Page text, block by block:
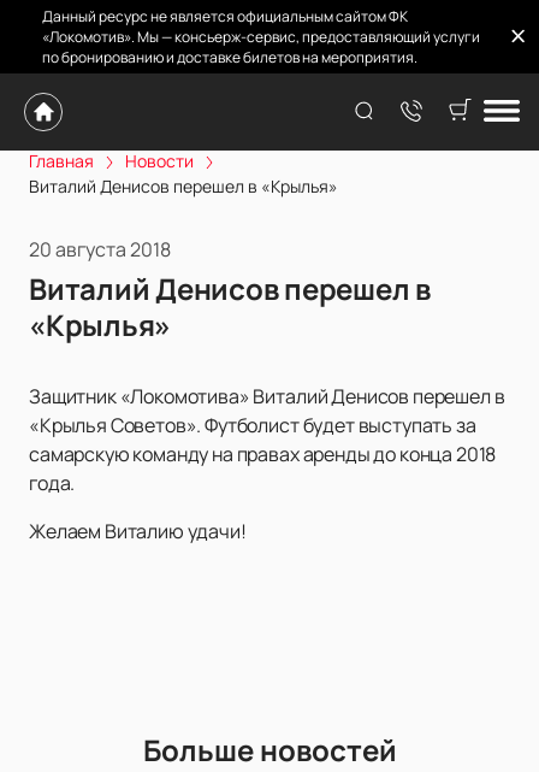
Данный ресурс не является официальным сайтом ФК
«Локомотив». Мы — консьерж-сервис, предоставляющий услуги
по бронированию и доставке билетов на мероприятия.
Главная
Новости
Виталий Денисов перешел в «Крылья»
20 августа 2018
Виталий Денисов перешел в
«Крылья»
Защитник «Локомотива» Виталий Денисов перешел в
«Крылья Советов». Футболист будет выступать за
самарскую команду на правах аренды до конца 2018
года.
Желаем Виталию удачи!
Больше новостей